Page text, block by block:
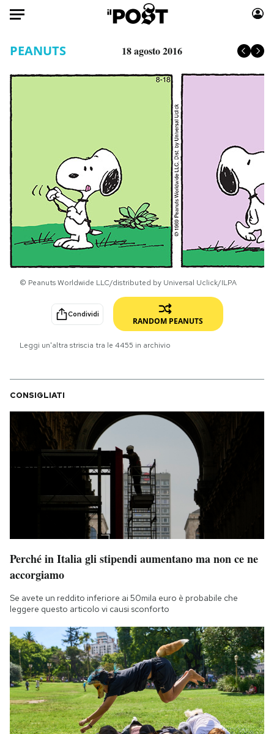
HOME
Tecnologia
Internet
Scienza
Cultura
Economia
Sport
Moda
Libri
Consumismi
Storie/Idee
Ok Boomer!
Media
Europa
Altrecose
Mondiali calcio 2026
NEWSLETTER
I MIEI PREFERITI
SHOP
AREA PERSONALE
Area Personale
Notifiche mobile
Regala il Post
Esci
PEANUTS 18 agosto 2016
© Peanuts Worldwide LLC/distributed by Universal Uclick/ILPA
Condividi
RANDOM PEANUTS
Leggi un'altra striscia tra le 4455 in archivio
CONSIGLIATI
Perché in Italia gli stipendi aumentano ma non ce ne
accorgiamo
Se avete un reddito inferiore ai 50mila euro è probabile che
leggere questo articolo vi causi sconforto